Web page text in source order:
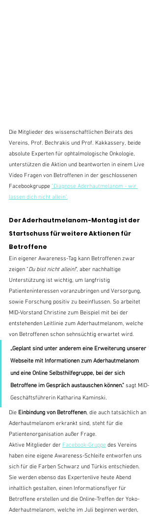
Die Mitglieder des wissenschaftlichen Beirats des
Vereins, Prof. Bechrakis und Prof. Kakkassery, beide
absolute Experten für ophtalmologische Onkologie,
unterstützen die Aktion und beantworten in einem Live
Video Fragen von Betroffenen in der geschlossenen
Facebookgruppe "Diagnose Aderhautmelanom - wir
lassen dich nicht allein".
Der Aderhautmelanom-Montag ist der
Startschuss für weitere Aktionen für
Betroffene
Ein eigener Awareness-Tag kann Betroffenen zwar
zeigen "Du bist nicht allein!", aber nachhaltige
Unterstützung ist wichtig, um langfristig
Patienteninteressen voranzubringen und Versorgung,
sowie Forschung positiv zu beeinflussen. So arbeitet
MID-Vorstand Christine zum Beispiel mit bei der
entstehenden Leitlinie zum Aderhautmelanom, welche
von Betroffenen schon sehnsüchtig erwartet wird.
„Geplant sind unter anderem eine Erweiterung unserer
Webseite mit Informationen zum Aderhautmelanom
und eine Online Selbsthilfegruppe, bei der sich
Betroffene im Gespräch austauschen können." sagt MID-
Geschäftsführerin Katharina Kaminski.
Die Einbindung von Betroffenen, die auch tatsächlich an
Aderhautmelanom erkrankt sind, steht für die
Patientenorganisation außer Frage.
Aktive Mitglieder der Facebook-Gruppe des Vereins
haben eine eigene Awareness-Schleife entworfen uns
sich für die Farben Schwarz und Türkis entschieden.
Sie werden ebenso das Expertenlive heute Abend
inhaltlich gestalten, einen Informationsflyer für
Betroffene erstellen und die Online-Treffen der Yoko-
Aderhautmelanom, welche im Juli beginnen werden,